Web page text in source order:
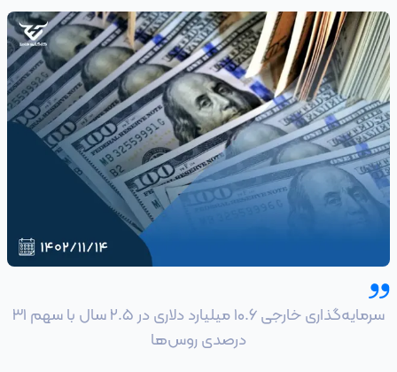
سرمایه‌گذاری خارجی ۱۰.۶ میلیارد دلاری در ۲.۵ سال با سهم ۳۱
درصدی روس‌ها